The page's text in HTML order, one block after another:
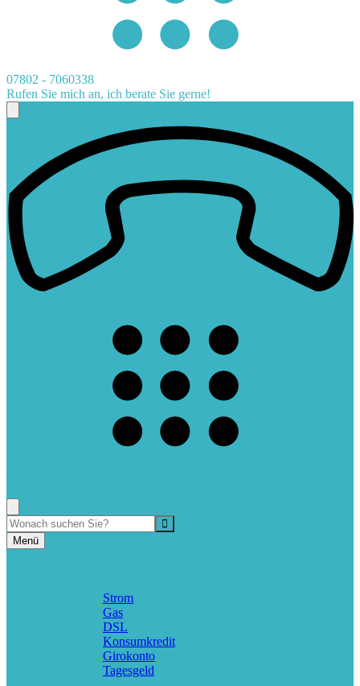
07802 - 7060338
Rufen Sie mich an, ich berate Sie gerne!
Menü
Strom
Gas
DSL
Konsumkredit
Girokonto
Tagesgeld